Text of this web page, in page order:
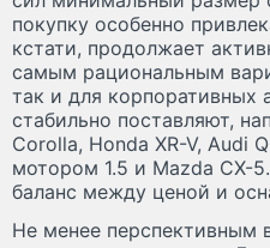
покупку особенно
кстати, продолжает
самым рациональным
так и для корпоративных
стабильно поставляют,
Corolla, Honda XR-V, Audi
мотором 1.5 и Mazda CX-
баланс между ценой и
Не менее перспективным